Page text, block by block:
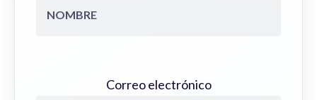
Correo electrónico